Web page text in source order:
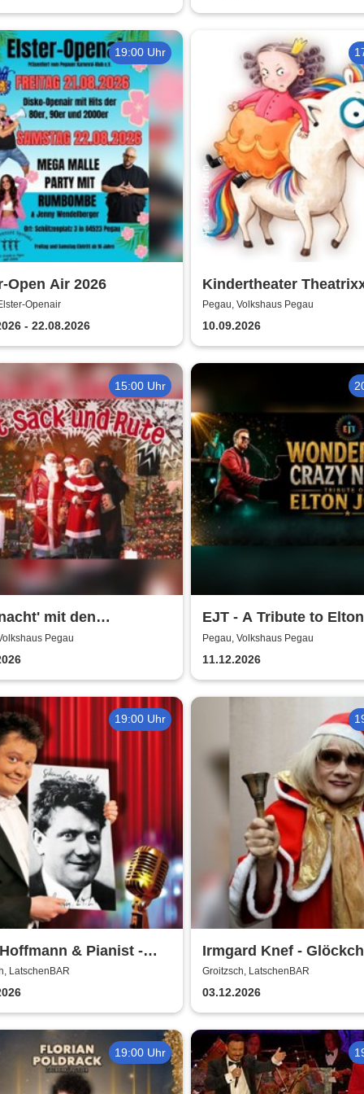
19:00 Uhr
Open Air 2026
Openair
- 22.08.2026
Kindertheater
Neinhorn und der
Pegau, Volkshaus Pegau
10.09.2026
15:00 Uhr
mit den
Spatzen - Mit
Rute
Pegau
EJT - A Tribute to
Wonderful Crazy Night
Pegau, Volkshaus Pegau
11.12.2026
19:00 Uhr
& Pianist -
Sie´n Alten! | Ein Otto
Abend
LatschenBAR
Irmgard Knef -
hier - Glöckchen da |
LatschenBAR
Groitzsch, LatschenBAR
03.12.2026
19:00 Uhr